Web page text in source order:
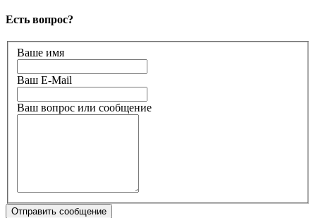
Есть вопрос?
Ваше имя
Ваш E-Mail
Ваш вопрос или сообщение